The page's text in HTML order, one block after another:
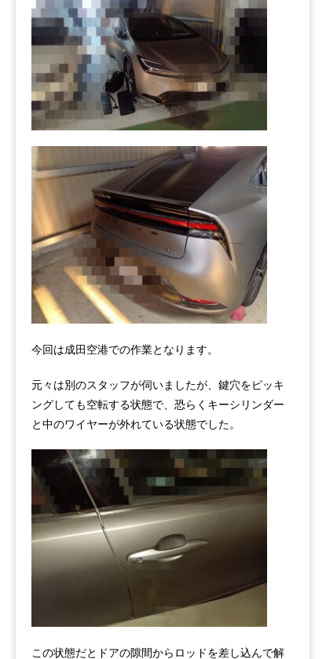
今回は成田空港での作業となります。
元々は別のスタッフが伺いましたが、鍵穴をピッキ
ングしても空転する状態で、恐らくキーシリンダー
と中のワイヤーが外れている状態でした。
この状態だとドアの隙間からロッドを差し込んで解